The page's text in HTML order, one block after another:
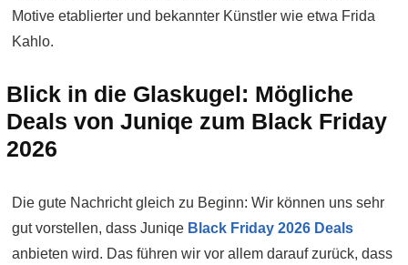
Motive etablierter und bekannter Künstler wie etwa Frida
Kahlo.
Blick in die Glaskugel: Mögliche
Deals von Juniqe zum Black Friday
2026
Die gute Nachricht gleich zu Beginn: Wir können uns sehr
gut vorstellen, dass Juniqe Black Friday 2026 Deals
anbieten wird. Das führen wir vor allem darauf zurück, dass